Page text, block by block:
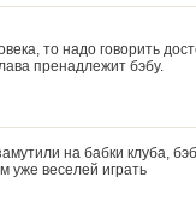
то надо говорить
пренадлежит бэбу.
на бабки клуба,
уже веселей играть